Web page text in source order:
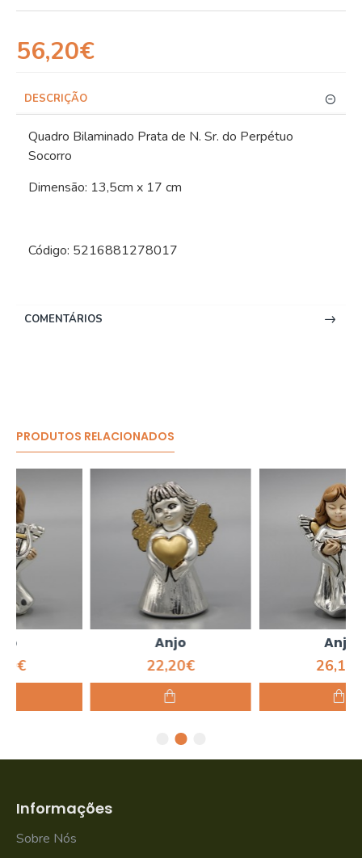
56,20€
DESCRIÇÃO
Quadro Bilaminado Prata de N. Sr. do Perpétuo
Socorro
Dimensão: 13,5cm x 17 cm
Código: 5216881278017
COMENTÁRIOS
PRODUTOS RELACIONADOS
Informações
Sobre Nós